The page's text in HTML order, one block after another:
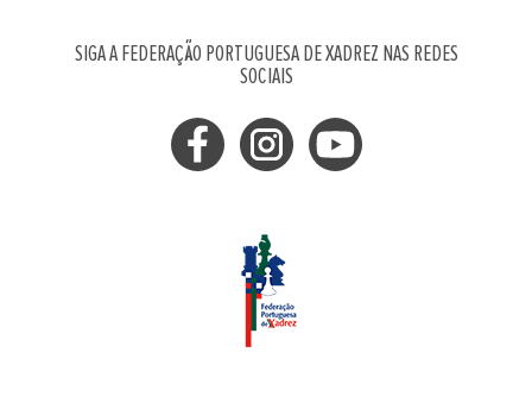
SIGA A FEDERAÇÃO PORTUGUESA DE XADREZ NAS REDES
SOCIAIS